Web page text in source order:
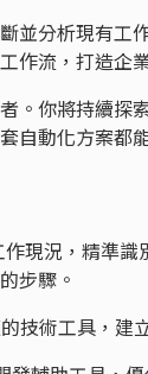
並分析現有工
作流，打造企
。你將持續探
自動化方案都
現況，精準
步驟。
技術工具，建